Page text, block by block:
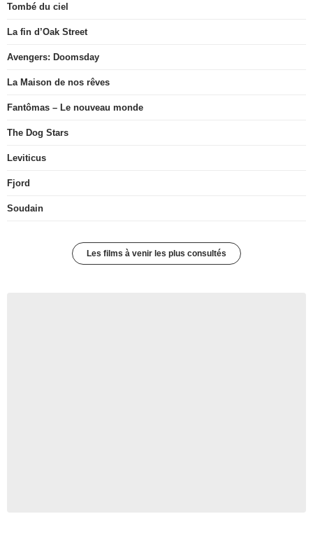
Tombé du ciel
La fin d’Oak Street
Avengers: Doomsday
La Maison de nos rêves
Fantômas – Le nouveau monde
The Dog Stars
Leviticus
Fjord
Soudain
Les films à venir les plus consultés